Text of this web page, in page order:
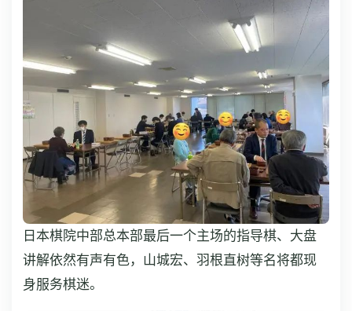
日本棋院中部总本部最后一个主场的指导棋、大盘
讲解依然有声有色，山城宏、羽根直树等名将都现
身服务棋迷。